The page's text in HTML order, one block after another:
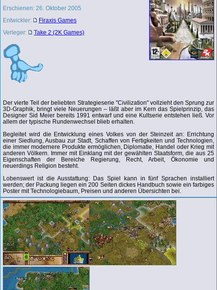
Erschienen: 26. Oktober 2005
Entwickler:
Firaxis Games
Verleger:
Take 2 (2K Games)
Der vierte Teil der beliebten Strategieserie "Civilization" vollzieht den Sprung zur
3D-Graphik, bringt viele Neuerungen – läßt aber im Kern das Spielprinzip, das
Designer Sid Meier bereits 1991 entwarf und eine Kultserie entstehen ließ. Vor
allem der typische Rundenwechsel blieb erhalten.
Begleitet wird die Entwicklung eines Volkes von der Steinzeit an: Errichtung
einer Siedlung, Ausbau zur Stadt, Schaffen von Fertigkeiten und Technologien,
die immer modernere Produkte ermöglichen, Diplomatie, Handel oder Krieg mit
anderen Völkern. Immer mit Einklang mit der gewählten Staatsform, die aus 25
Eigenschaften der Bereiche Regierung, Recht, Arbeit, Ökonomie und
neuerdings Religion besteht.
Lobenswert ist die Ausstattung: Das Spiel kann in fünf Sprachen installiert
werden; der Packung liegen ein 200 Seiten dickes Handbuch sowie ein farbiges
Poster mit Technologiebaum, Preisen und anderen Übersichten bei.